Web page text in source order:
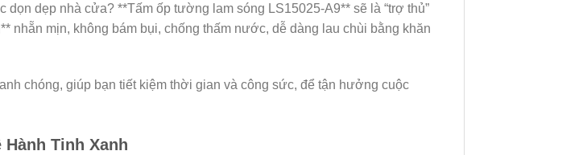
dẹp nhà cửa? **Tấm ốp tường lam sóng LS15025-A9** sẽ là “trợ thủ”
nhẵn mịn, không bám bụi, chống thấm nước, dễ dàng lau chùi bằng khăn
chóng, giúp bạn tiết kiệm thời gian và công sức, để tận hưởng cuộc
Tinh Xanh